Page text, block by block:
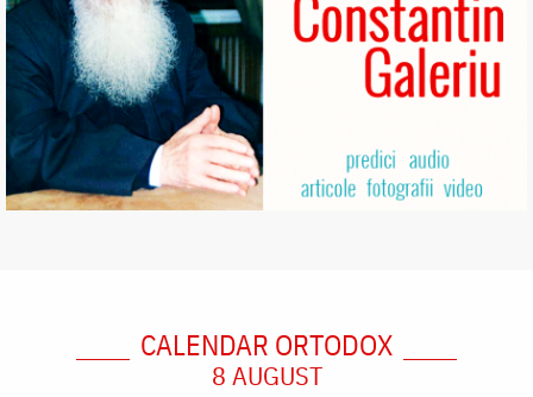
CALENDAR ORTODOX
8 AUGUST